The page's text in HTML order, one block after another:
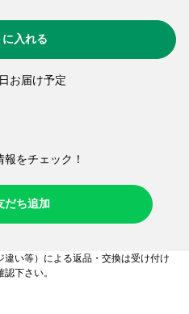
お届け予定
に入れる
をチェック！​
だち追加
い等）による返品・交換は受け付け
認下さい。